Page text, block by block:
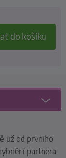
do košíku
už od prvního
partnera